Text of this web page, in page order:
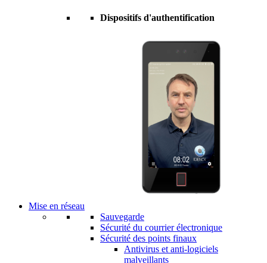
Dispositifs d'authentification
Mise en réseau
Sauvegarde
Sécurité du courrier électronique
Sécurité des points finaux
Antivirus et anti-logiciels
malveillants